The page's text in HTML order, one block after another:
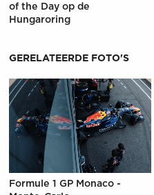
of the Day op de
Hungaroring
GERELATEERDE FOTO'S
Formule 1 GP Monaco -